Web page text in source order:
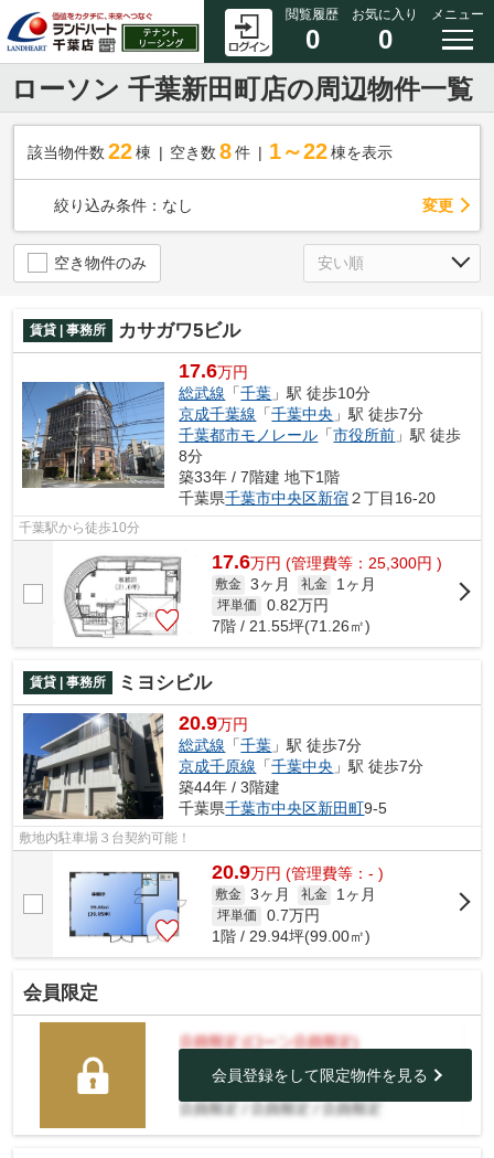
閲覧履歴
0
お気に入り
0
メニュー
ローソン 千葉新田町店の周辺物件一覧
該当物件数 22棟 空き数 8 件 1～22 棟を表示
絞り込み条件： なし 変更
空き物件のみ
賃貸 | 事務所 カサガワ5ビル
17.6万円
総武線 「千葉 」駅 徒歩10分
京成千葉線 「千葉中央 」駅 徒歩7分
千葉都市モノレール 「市役所前 」駅 徒歩
8分
築33年 / 7階建 地下1階
千葉県千葉市中央区新宿２丁目16-20
千葉駅から徒歩10分
17.6万円 (管理費等：25,300円 )
敷金 3ヶ月 礼金 1ヶ月
坪単価 0.82万円
7階 / 21.55坪(71.26㎡)
賃貸 | 事務所 ミヨシビル
20.9万円
総武線 「千葉 」駅 徒歩7分
京成千原線 「千葉中央 」駅 徒歩7分
築44年 / 3階建
千葉県千葉市中央区新田町9-5
敷地内駐車場３台契約可能！
20.9万円 (管理費等：- )
敷金 3ヶ月 礼金 1ヶ月
坪単価 0.7万円
1階 / 29.94坪(99.00㎡)
会員限定
会員登録をして限定物件を見る